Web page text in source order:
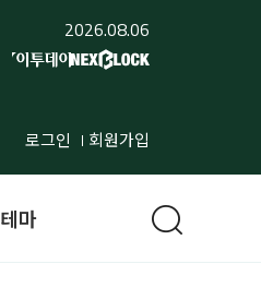
2026.08.06
로그인 회원가입
테마